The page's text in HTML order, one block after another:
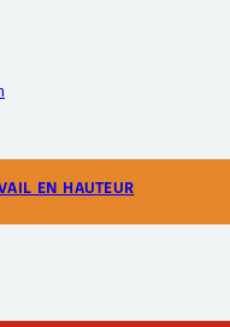
EN HAUTEUR